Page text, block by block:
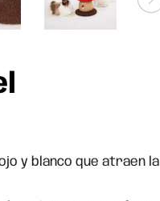
y blanco que atraen la